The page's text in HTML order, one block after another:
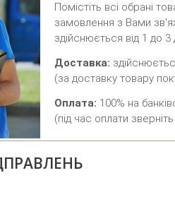
Помістіть всі обрані
замовлення з Вами
здійснюється від 1 до 3
Доставка:
(за доставку товару
Оплата: 100% на
(під час оплати